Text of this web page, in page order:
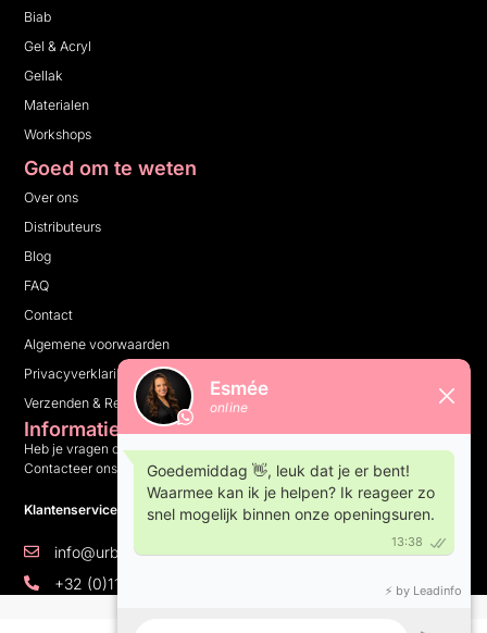
Biab
Gel & Acryl
Gellak
Materialen
Workshops
Goed om te weten
Over ons
Distributeurs
Blog
FAQ
Contact
Algemene voorwaarden
Privacyverklaring
Verzenden & Retourneren
Informatie
Heb je vragen over ons bedrijf, onze producten of iets anders?
Contacteer ons en wij helpen je graag verder.
Klantenservice: 10:00 tot 16:00 op weekdagen
info@urbannails.be
+32 (0)11 81 14 05